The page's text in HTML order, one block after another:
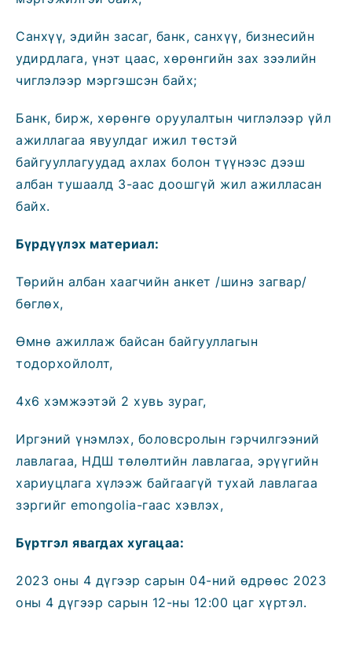
Санхүү, эдийн засаг, банк, санхүү, бизнесийн
удирдлага, үнэт цаас, хөрөнгийн зах зээлийн
чиглэлээр мэргэшсэн байх;
Банк, бирж, хөрөнгө оруулалтын чиглэлээр үйл
ажиллагаа явуулдаг ижил төстэй
байгууллагуудад ахлах болон түүнээс дээш
албан тушаалд 3-аас доошгүй жил ажилласан
байх.
Бүрдүүлэх материал:
Төрийн албан хаагчийн анкет /шинэ загвар/
бөглөх,
Өмнө ажиллаж байсан байгууллагын
тодорхойлолт,
4х6 хэмжээтэй 2 хувь зураг,
Иргэний үнэмлэх, боловсролын гэрчилгээний
лавлагаа, НДШ төлөлтийн лавлагаа, эрүүгийн
хариуцлага хүлээж байгаагүй тухай лавлагаа
зэргийг emongolia-гаас хэвлэх,
Бүртгэл явагдах хугацаа:
2023 оны 4 дүгээр сарын 04-ний өдрөөс 2023
оны 4 дүгээр сарын 12-ны 12:00 цаг хүртэл.